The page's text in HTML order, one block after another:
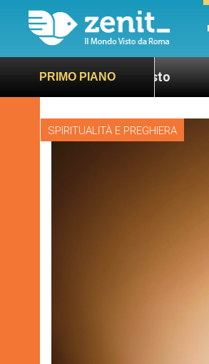
PRIMO PIANO
e giusto LEV:
SPIRITUALITÀ E PREGHIERA